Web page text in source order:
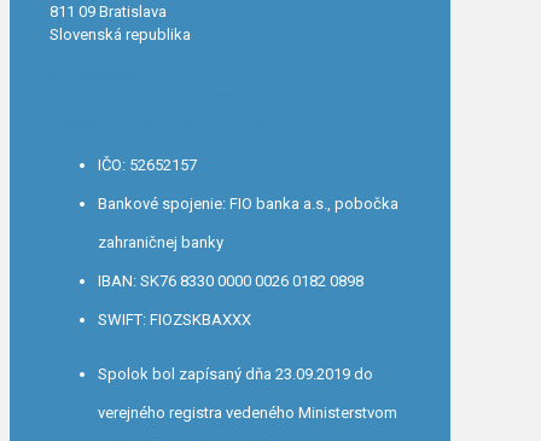
811 09 Bratislava
Slovenská republika
IČO: 52652157
Bankové spojenie: FIO banka a.s., pobočka
zahraničnej banky
IBAN: SK76 8330 0000 0026 0182 0898
SWIFT: FIOZSKBAXXX
Spolok bol zapísaný dňa 23.09.2019 do
verejného registra vedeného Ministerstvom